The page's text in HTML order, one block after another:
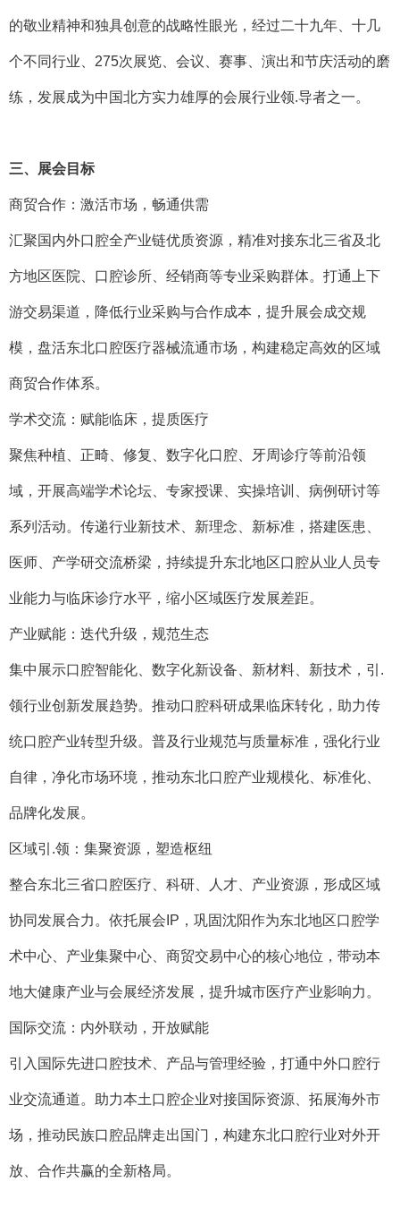
的敬业精神和独具创意的战略性眼光，经过二十九年、十几
个不同行业、275次展览、会议、赛事、演出和节庆活动的磨
练，发展成为中国北方实力雄厚的会展行业领.导者之一。
三、展会目标
商贸合作：激活市场，畅通供需
汇聚国内外口腔全产业链优质资源，精准对接东北三省及北
方地区医院、口腔诊所、经销商等专业采购群体。打通上下
游交易渠道，降低行业采购与合作成本，提升展会成交规
模，盘活东北口腔医疗器械流通市场，构建稳定高效的区域
商贸合作体系。
学术交流：赋能临床，提质医疗
聚焦种植、正畸、修复、数字化口腔、牙周诊疗等前沿领
域，开展高端学术论坛、专家授课、实操培训、病例研讨等
系列活动。传递行业新技术、新理念、新标准，搭建医患、
医师、产学研交流桥梁，持续提升东北地区口腔从业人员专
业能力与临床诊疗水平，缩小区域医疗发展差距。
产业赋能：迭代升级，规范生态
集中展示口腔智能化、数字化新设备、新材料、新技术，引.
领行业创新发展趋势。推动口腔科研成果临床转化，助力传
统口腔产业转型升级。普及行业规范与质量标准，强化行业
自律，净化市场环境，推动东北口腔产业规模化、标准化、
品牌化发展。
区域引.领：集聚资源，塑造枢纽
整合东北三省口腔医疗、科研、人才、产业资源，形成区域
协同发展合力。依托展会IP，巩固沈阳作为东北地区口腔学
术中心、产业集聚中心、商贸交易中心的核心地位，带动本
地大健康产业与会展经济发展，提升城市医疗产业影响力。
国际交流：内外联动，开放赋能
引入国际先进口腔技术、产品与管理经验，打通中外口腔行
业交流通道。助力本土口腔企业对接国际资源、拓展海外市
场，推动民族口腔品牌走出国门，构建东北口腔行业对外开
放、合作共赢的全新格局。